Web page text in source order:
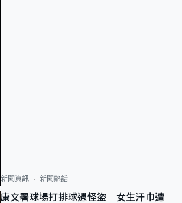
新聞資訊 新聞熱話
康文署球場打排球遇怪盜 女生汗巾遭